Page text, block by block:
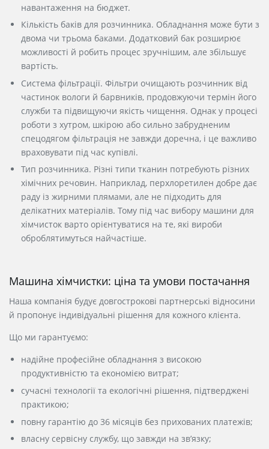
навантаження на бюджет.
Кількість баків для розчинника. Обладнання може бути з
двома чи трьома баками. Додатковий бак розширює
можливості й робить процес зручнішим, але збільшує
вартість.
Система фільтрації. Фільтри очищають розчинник від
частинок вологи й барвників, продовжуючи термін його
служби та підвищуючи якість чищення. Однак у процесі
роботи з хутром, шкірою або сильно забрудненим
спецодягом фільтрація не завжди доречна, і це важливо
враховувати під час купівлі.
Тип розчинника. Різні типи тканин потребують різних
хімічних речовин. Наприклад, перхлоретилен добре дає
раду із жирними плямами, але не підходить для
делікатних матеріалів. Тому під час вибору машини для
хімчисток варто орієнтуватися на те, які вироби
оброблятимуться найчастіше.
Машина хімчистки: ціна та умови постачання
Наша компанія будує довгострокові партнерські відносини
й пропонує індивідуальні рішення для кожного клієнта.
Що ми гарантуємо:
надійне професійне обладнання з високою
продуктивністю та економією витрат;
сучасні технології та екологічні рішення, підтверджені
практикою;
повну гарантію до 36 місяців без прихованих платежів;
власну сервісну службу, що завжди на зв’язку;